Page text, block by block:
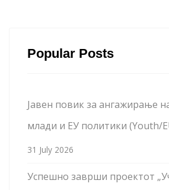
Popular Posts
Јавен повик за ангажирање
млади и ЕУ политики (Youth/
31 July 2026
Успешно заврши проектот